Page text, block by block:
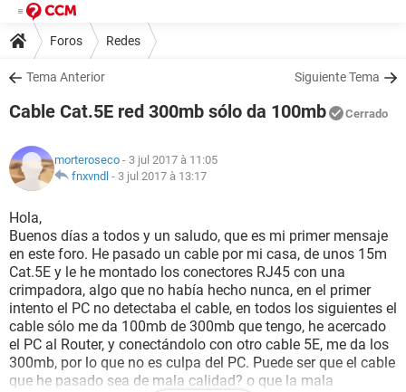
Foros Redes
Tema Anterior Siguiente Tema
Cable Cat.5E red 300mb sólo da 100mb Cerrado
morteroseco - 3 jul 2017 à 11:05
fnxvndl - 3 jul 2017 à 13:17
Hola,
Buenos días a todos y un saludo, que es mi primer mensaje
en este foro. He pasado un cable por mi casa, de unos 15m
Cat.5E y le he montado los conectores RJ45 con una
crimpadora, algo que no había hecho nunca, en el primer
intento el PC no detectaba el cable, en todos los siguientes el
cable sólo me da 100mb de 300mb que tengo, he acercado
el PC al Router, y conectándolo con otro cable 5E, me da los
300mb, por lo que no es culpa del PC. Puede ser que el cable
que he pasado sea de mala calidad? o que la mala